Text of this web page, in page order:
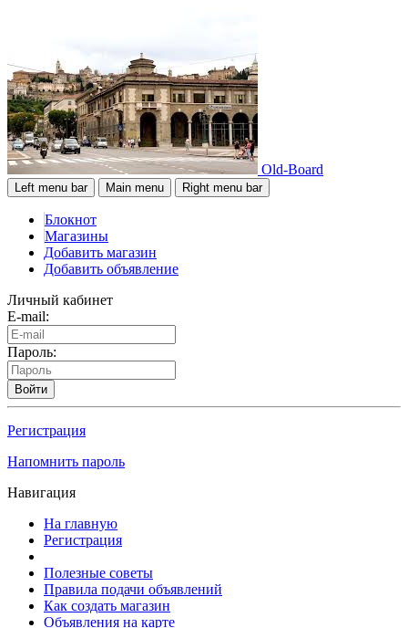
Old-Board
Left menu bar Main menu Right menu bar
Блокнот
Магазины
Добавить магазин
Добавить объявление
Личный кабинет
E-mail:
Пароль:
Войти
Регистрация
Напомнить пароль
Навигация
На главную
Регистрация
Полезные советы
Правила подачи объявлений
Как создать магазин
Объявления на карте